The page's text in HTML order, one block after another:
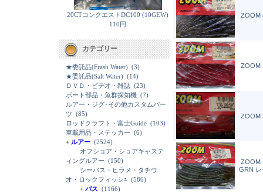
20CTコンクエストDC100 (10GEW)
110円
カテゴリー
★委託品(Frash Water) (3)
★委託品(Salt Water) (14)
ＤＶＤ・ビデオ・雑誌 (23)
ボート部品・魚群探知機 (7)
ルアー・ジグ･その他カスタムパー
ツ (85)
ロッドクラフト・富士Guide (103)
車載用品・ステッカー (6)
+ ルアー (2524)
オフショア・ショアキャステ
ィングルアー (150)
シーバス・ヒラメ・タチウ
オ・ロックフィッシｭ (586)
+ バス (1166)
ZOOM
ZOOM
ZOOM
ZOOM
GRN